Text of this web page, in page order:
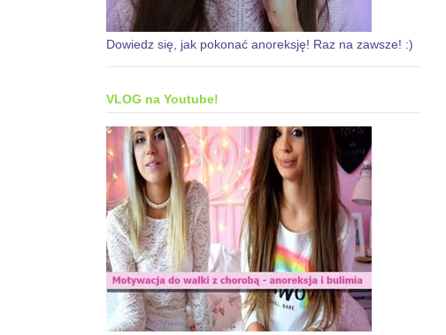
Dowiedz się, jak pokonać anoreksję! Raz na zawsze! :)
VLOG na Youtube!